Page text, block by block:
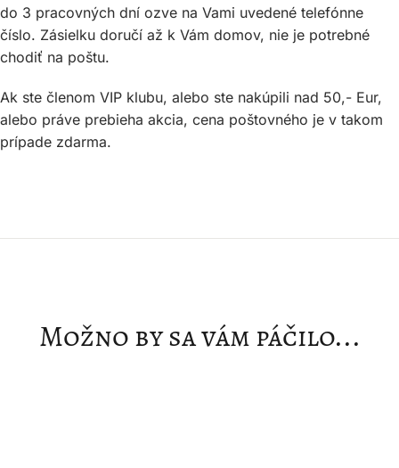
do 3 pracovných dní ozve na Vami uvedené telefónne
číslo. Zásielku doručí až k Vám domov, nie je potrebné
chodiť na poštu.
Ak ste členom VIP klubu, alebo ste nakúpili nad 50,- Eur,
alebo práve prebieha akcia, cena poštovného je v takom
prípade zdarma.
Možno by sa vám páčilo...